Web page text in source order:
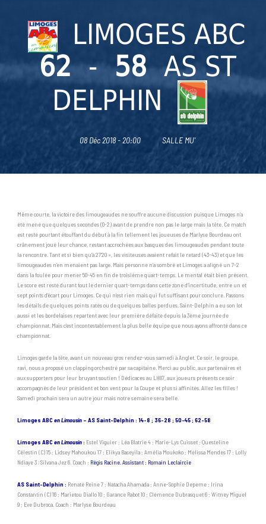
LIMOGES ABC
62 - 58 AS ST
DELPHIN
08 Déc 2018 - 20:00 SALLE MU'
Même courte, la victoire des limougeaudes ne souffre aucune discussion puisque Limoges n’a
été mené que quelques secondes (0-2) avant de prendre non pas le large mais la tête. Ce match
est resté pourtant étouffant du début à la fin tellement les joueuses de Marlyse Bourdeau ont
crânement joué leur chance, restant accrochées aux basques des limougeaudes pendant toute
la rencontre. Tant et si bien qu’à 27’20 », les visiteuses avaient refait le retard (43-43) et que les
limougeaudes n’en menaient pas large. Mais personne n’a sombré et Limoges a aligné un 7-2
dans la foulée pour mener 50-45 en fin de troisième quart-temps. Le mental était bien présent.
Le score est resté durant tout le dernier quart-temps dans cette zone d’incertitude, entre un et
sept points d’écart pour Limoges. Ce qui n’est rien mais qui fut suffisant pour conclure. Passons
les détails de quelques points ratés ou de quelques balles perdues, Saint-Delphin a eu son lot
aussi et les bordelaises repartent avec leur première défaite depuis la 3ème journée de
championnat. Mais c’est incontestablement la plus belle équipe que nous ayons affronté dans ce
championnat.
Limoges garde la tête, avant un nouveau gros rendez-vous samedi à Anglet. Ce soir, le groupe,
ravi, nous a proposé un clapping orchestré par sa capitaine. Merci au public, aux partenaires et
aux supporters pour leur bruyant soutien ! Dédicaces au LH87, aux joueurs présents ce soir
accompagnés de leur président et bon vent pour la Coupe et plus si affinités. Allez les filles !
Samedi prochain sera un autre jour mais notre semaine sera belle.
Limoges ABCen Limousin – AS Saint-Delphin : 14-8 ; 36-28 ; 50-45 ; 62-58
Limoges ABCen Limousin: Estel Viguier ; Léa Blatrie 4 ; Marie-Lys Cuisset ; Questeline
Célestin (C) 15 ; Lidsey Mahoukou 17 ; Elikya Baseyila ; Amélia Moukoko ; Mélissa Mendes 17 ; Lolly
Ndiaye 3 ;Silvana Jez 6. Coach : Régis Racine. Assistant : Romain Leclaircie
AS Saint-Delphin : Renaté Reine 7 ; Natacha Ahamada ; Anne-Sophie Depeme ; Irina
Constantin (C) 16 ; Marietou Diallo 10 ; Garance Rabot 10 ; Clémence Dubrasquet 6 ; Witney Miguel
9 ; Eve Dubroca. Coach : Marlyse Bourdeau